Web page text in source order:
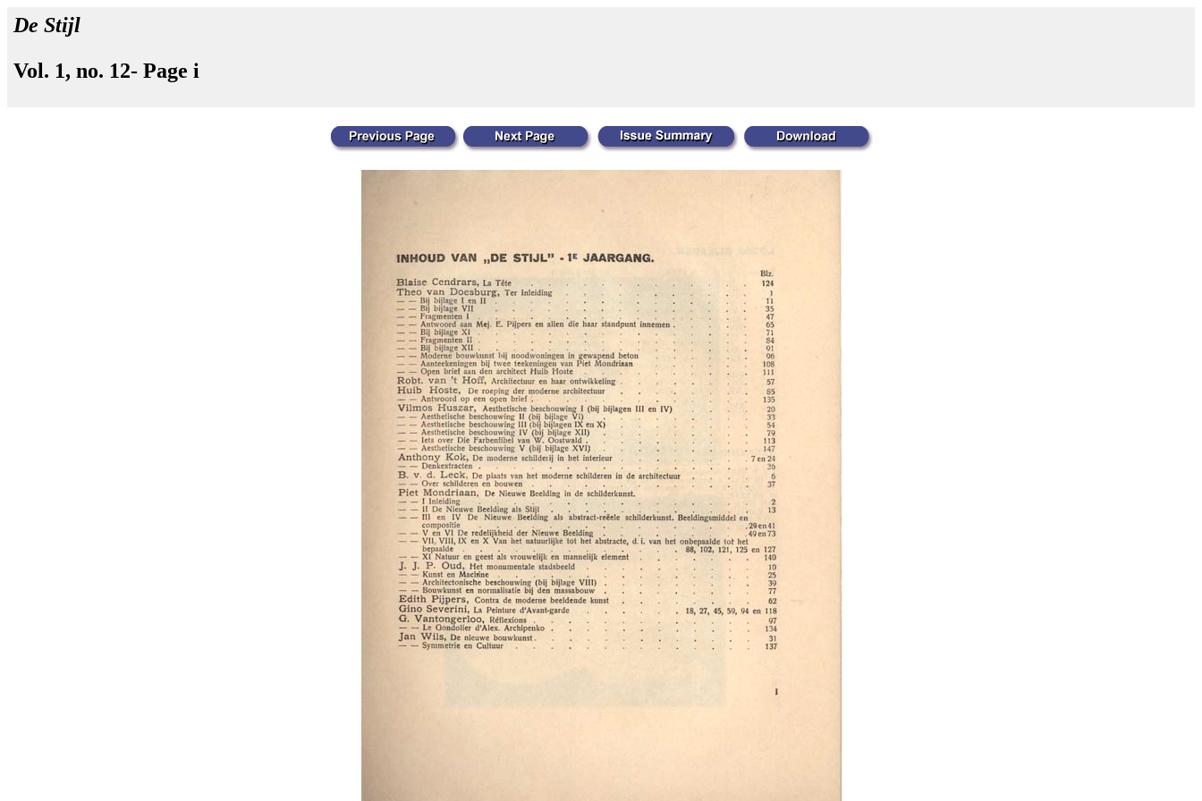
De Stijl
Vol. 1, no. 12- Page i